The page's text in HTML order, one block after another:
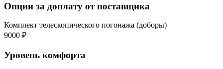
Опции за доплату от поставщика
Комплект телескопического погонажа (доборы)
9000 ₽
Уровень комфорта